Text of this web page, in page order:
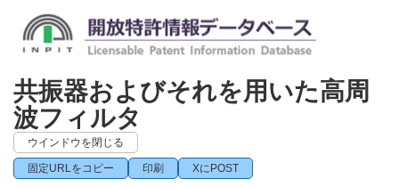
共振器およびそれを用いた高周
波フィルタ
ウインドウを閉じる
固定URLをコピー 印刷 XにPOST